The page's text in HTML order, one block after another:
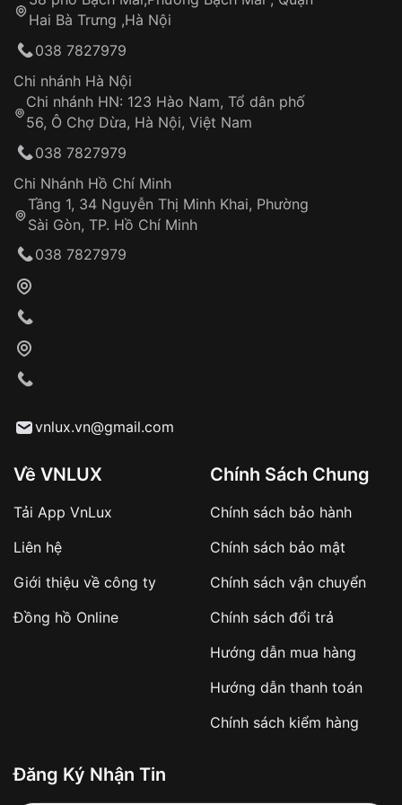
Hotline: 0585 215 215
Từ khóa SEO:
Khách hàng kiểm tra và thanh toán trực tiếp
Từ khóa SEO:
sản phẩm đặc biệt
hàng
Số tiền còn lại thanh toán khi nhận hàng hoặc
✔️ Đảm bảo xử lý đơn hàng nhanh chóng
✔️ Hạn chế tình trạng hủy đơn không mong
Từ khóa SEO:
Tự ý sửa chữa
thống VNLUX
Đảm bảo quyền lợi khách hàng
Đồng hành cùng khách hàng trong suốt quá
trình sử dụng
Hai Bà Trưng ,Hà Nội
038 7827979
Chi nhánh Hà Nội
Chi nhánh HN: 123 Hào Nam, Tổ dân phố
56, Ô Chợ Dừa, Hà Nội, Việt Nam
038 7827979
Chi Nhánh Hồ Chí Minh
Tầng 1, 34 Nguyễn Thị Minh Khai, Phường
Sài Gòn, TP. Hồ Chí Minh
038 7827979
vnlux.vn@gmail.com
Về VNLUX
Tải App VnLux
Liên hệ
Giới thiệu về công ty
Đồng hồ Online
Chính Sách Chung
Chính sách bảo hành
Chính sách bảo mật
Chính sách vận chuyển
Chính sách đổi trả
Hướng dẫn mua hàng
Hướng dẫn thanh toán
Chính sách kiểm hàng
Đăng Ký Nhận Tin